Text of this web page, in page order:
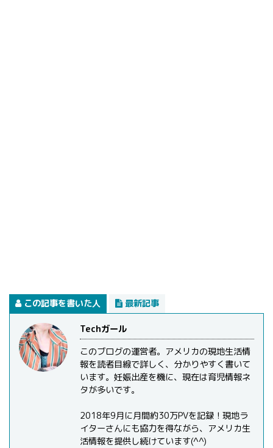
この記事を書いた人 最新記事
Techガール
このブログの運営者。アメリカの現地生活情
報を読者目線で詳しく、分かりやすく書いて
います。妊娠出産を機に、現在は育児情報ネ
タが多いです。
2018年9月に月間約30万PVを記録！現地ラ
イターさんにも協力を得ながら、アメリカ生
活情報を提供し続けています(^^)